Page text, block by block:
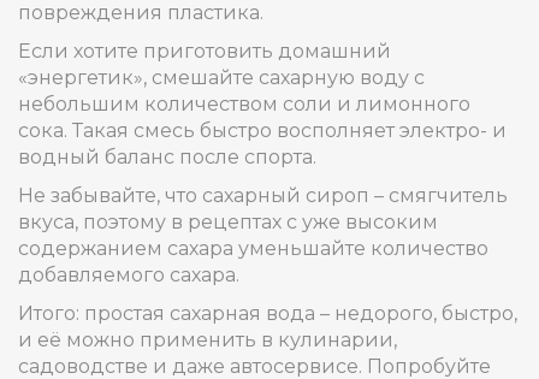
повреждения пластика.
Если хотите приготовить домашний
«энергетик», смешайте сахарную воду с
небольшим количеством соли и лимонного
сока. Такая смесь быстро восполняет электро- и
водный баланс после спорта.
Не забывайте, что сахарный сироп – смягчитель
вкуса, поэтому в рецептах с уже высоким
содержанием сахара уменьшайте количество
добавляемого сахара.
Итого: простая сахарная вода – недорого, быстро,
и её можно применить в кулинарии,
садоводстве и даже автосервисе. Попробуйте